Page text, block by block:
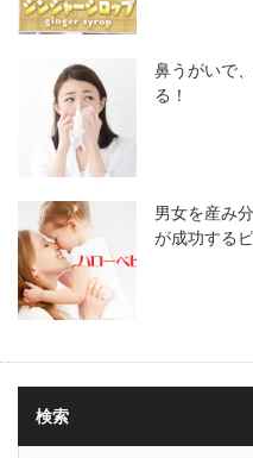
鼻うがいで
る！
男女を産み
が成功する
検索